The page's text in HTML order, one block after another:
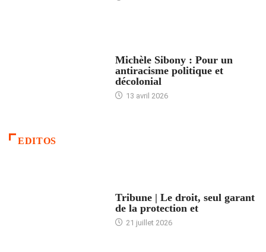
Michèle Sibony : Pour un
antiracisme politique et
décolonial
13 avril 2026
EDITOS
Tribune | Le droit, seul garant
de la protection et
21 juillet 2026